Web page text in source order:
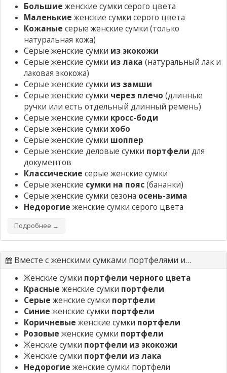
Большие женские сумки серого цвета
Маленькие женские сумки серого цвета
Кожаные серые женские сумки (только
натуральная кожа)
Серые женские сумки из экокожи
Серые женские сумки из лака (натуральный лак и
лаковая экокожа)
Серые женские сумки из замши
Серые женские сумки через плечо (длинные
ручки или есть отдельный длинный ремень)
Серые женские сумки кросс-боди
Серые женские сумки хобо
Серые женские сумки шоппер
Серые женские деловые сумки портфели для
документов
Классические серые женские сумки
Серые женские сумки на пояс(бананки)
Серые женские сумки сезона осень-зима
Недорогие женские сумки серого цвета
Подробнее →
Вместе с женскими сумками портфелями ищут
Женские сумки портфели черного цвета
Красные женские сумки портфели
Серые женские сумки портфели
Синие женские сумки портфели
Коричневые женские сумки портфели
Розовые женские сумки портфели
Женские сумки портфели из экокожи
Женские сумки портфели из лака
Недорогие женские сумки портфели